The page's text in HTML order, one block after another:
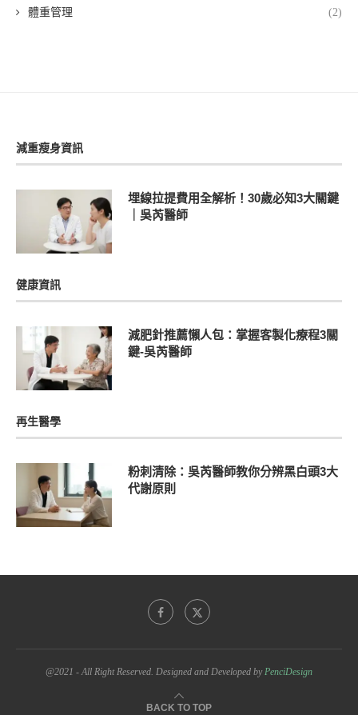
體重管理 (2)
減重瘦身資訊
埋線拉提費用全解析！30歲必知3大關鍵
｜吳芮醫師
健康資訊
減肥針推薦懶人包：掌握客製化療程3關
鍵-吳芮醫師
再生醫學
粉刺清除：吳芮醫師教你分辨黑白頭3大
代謝原則
@2021 - All Right Reserved. Designed and Developed byPenciDesign
BACK TO TOP